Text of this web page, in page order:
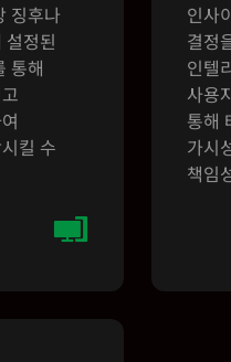
징후나
정된
통해
킬 수
인사
결정
인텔
사용
통해
가시
책임